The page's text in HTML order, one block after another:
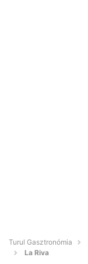
Turul Gasztronómia
La Riva